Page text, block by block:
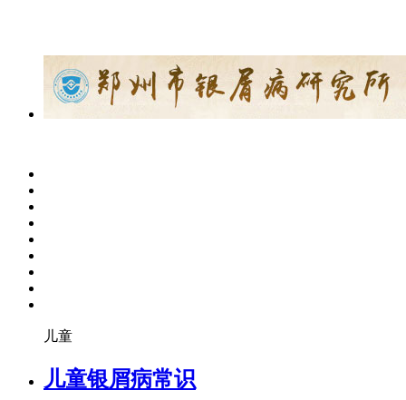
儿童
儿童银屑病常识